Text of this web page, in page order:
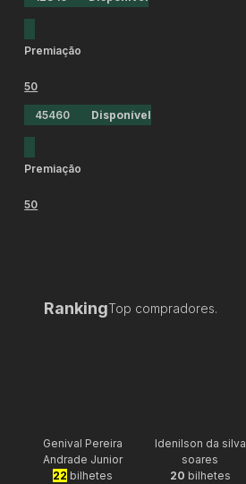
Premiação
50
45460 Disponível
Premiação
50
RankingTop compradores.
Genival Pereira
Andrade Junior
22 bilhetes
Idenilson da silva
soares
20 bilhetes